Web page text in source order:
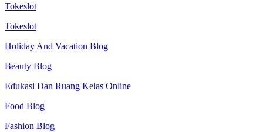
Tokeslot
Tokeslot
Holiday And Vacation Blog
Beauty Blog
Edukasi Dan Ruang Kelas Online
Food Blog
Fashion Blog